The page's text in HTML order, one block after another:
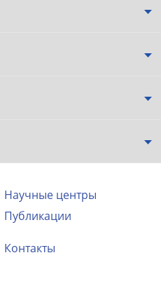
Научные центры
Публикации
Контакты